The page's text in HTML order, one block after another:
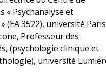
« Psychanalyse et
(EA 3522), université
Professeur des
(psychologie clinique et
université